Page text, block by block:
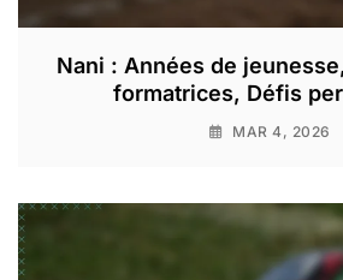
Nani : Années de
formatrices, Défis
MAR 4, 2026